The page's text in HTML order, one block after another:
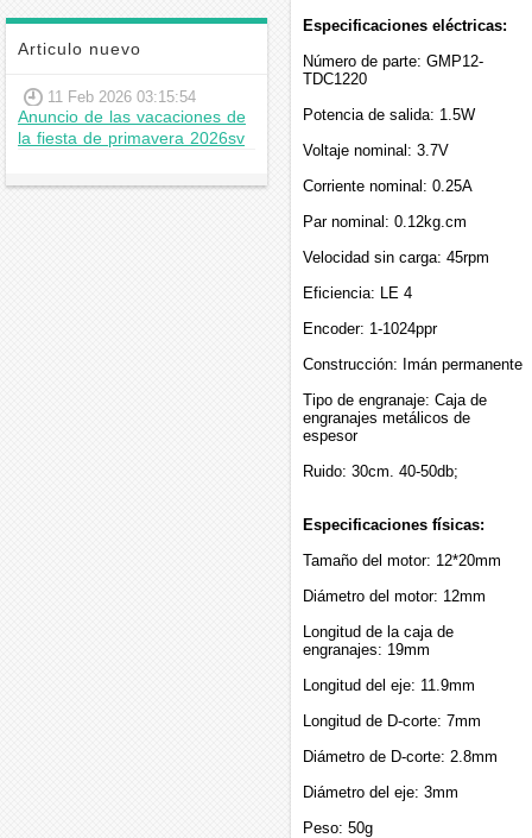
Articulo nuevo
11 Feb 2026 03:15:54
Anuncio de las vacaciones de
la fiesta de primavera 2026sv
Especificaciones eléctricas:
Número de parte: GMP12-
TDC1220
Potencia de salida: 1.5W
Voltaje nominal: 3.7V
Corriente nominal: 0.25A
Par nominal: 0.12kg.cm
Velocidad sin carga: 45rpm
Eficiencia: LE 4
Encoder: 1-1024ppr
Construcción: Imán permanente
Tipo de engranaje: Caja de
engranajes metálicos de
espesor
Ruido: 30cm. 40-50db;
Especificaciones físicas:
Tamaño del motor: 12*20mm
Diámetro del motor: 12mm
Longitud de la caja de
engranajes: 19mm
Longitud del eje: 11.9mm
Longitud de D-corte: 7mm
Diámetro de D-corte: 2.8mm
Diámetro del eje: 3mm
Peso: 50g